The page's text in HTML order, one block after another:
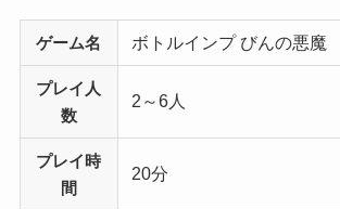
ゲーム名 ボトルインプ びんの悪魔
プレイ人
数
2～6人
プレイ時
間
20分